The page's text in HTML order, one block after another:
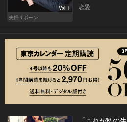
Vol.1
夫婦リボーン
恋愛
「これが私の